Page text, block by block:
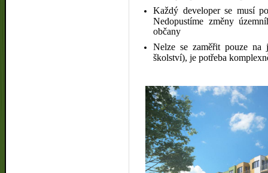
Každý developer se musí
Nedopustíme změny
občany
Nelze se zaměřit pouze na
školství), je potřeba